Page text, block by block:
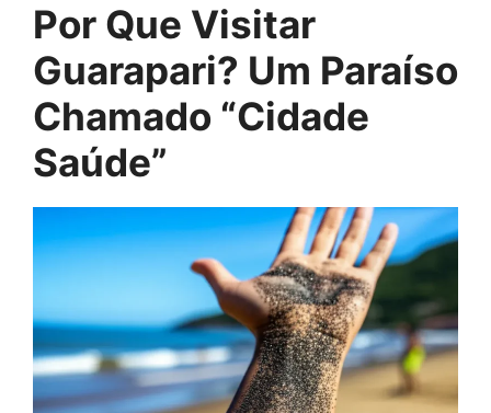
Por Que Visitar
Guarapari? Um Paraíso
Chamado “Cidade
Saúde”